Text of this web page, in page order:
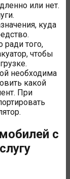
или нет.
куда
ради того,
чтобы
необходима
какой
При
с